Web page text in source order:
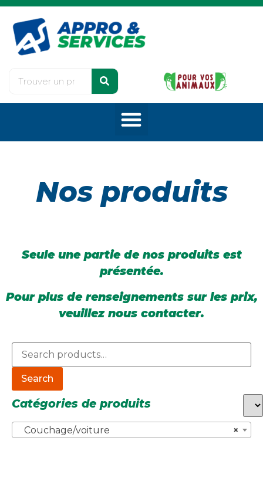
Nos produits
Seule une partie de nos produits est
présentée.
Pour plus de renseignements sur les prix,
veuillez nous contacter.
Search
Catégories de produits
×
Couchage/voiture